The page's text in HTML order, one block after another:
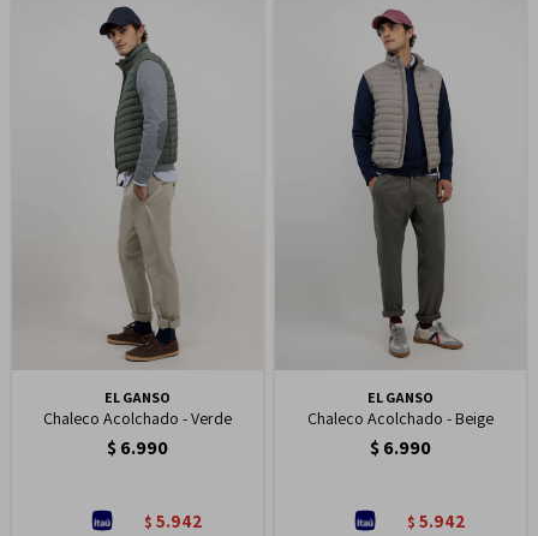
EL GANSO
Chaleco Acolchado - Verde
$6.990
$ 5.942
EL GANSO
Chaleco Acolchado - Beige
$6.990
$ 5.942